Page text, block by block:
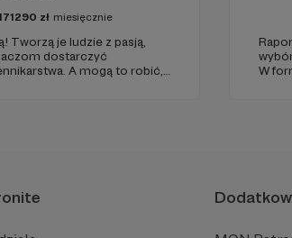
zł miesięcznie
Tworzą je ludzie z pasją,
dostarczyć
A mogą to robić,
W